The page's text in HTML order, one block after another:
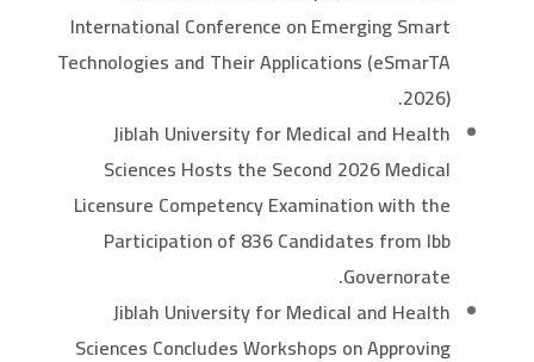
International Conference on Emerging Smart
Technologies and Their Applications (eSmarTA
2026).
Jiblah University for Medical and Health
Sciences Hosts the Second 2026 Medical
Licensure Competency Examination with the
Participation of 836 Candidates from Ibb
Governorate.
Jiblah University for Medical and Health
Sciences Concludes Workshops on Approving